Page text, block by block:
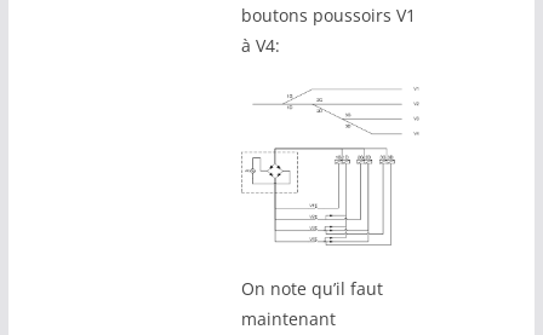
boutons poussoirs V1
à V4:
On note qu’il faut
maintenant